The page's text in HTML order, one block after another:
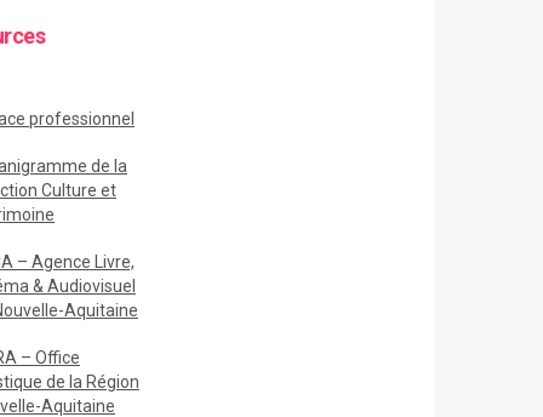
professionnel
de la
Culture et
– Agence Livre,
& Audiovisuel
Aquitaine
– Office
de la Région
Aquitaine